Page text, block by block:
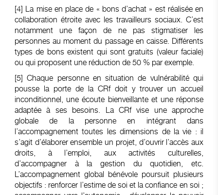
[4] La mise en place de « bons d’achat » est réalisée en
collaboration étroite avec les travailleurs sociaux. C’est
notamment une façon de ne pas stigmatiser les
personnes au moment du passage en caisse. Différents
types de bons existent qui sont gratuits (valeur faciale)
ou qui proposent une réduction de 50 % par exemple.
[5] Chaque personne en situation de vulnérabilité qui
pousse la porte de la CRf doit y trouver un accueil
inconditionnel, une écoute bienveillante et une réponse
adaptée à ses besoins. La CRf vise une approche
globale de la personne en intégrant dans
l’accompagnement toutes les dimensions de la vie : il
s’agit d’élaborer ensemble un projet, d’ouvrir l’accès aux
droits, à l’emploi, aux activités culturelles,
d’accompagner à la gestion du quotidien, etc.
L’accompagnement global bénévole poursuit plusieurs
objectifs : renforcer l’estime de soi et la confiance en soi ;